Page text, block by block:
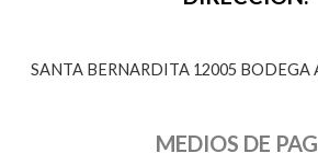
SANTA BERNARDITA 12005 BODEGA
MEDIOS DE